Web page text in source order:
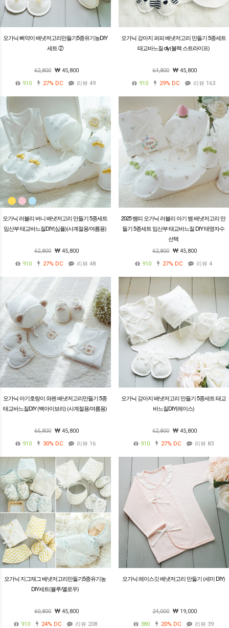
오가닉 삐약이 배냇저고리만들기5종유기농DIY
세트 ②
62,800
45,800
910
27% DC 리뷰 49
오가닉 강아지 퍼피 배냇저고리 만들기 5종세트
태교바느질 diy(블랙 스트라이프)
64,800
45,800
910
29% DC 리뷰 163
오가닉 러블리 버니 배냇저고리 만들기 5종세트
임산부 태교바느질DIY(심플)(사계절용/여름용)
62,800
45,800
910
27% DC 리뷰 48
2025 뱀띠 오가닉 러블리 아기 뱀 배냇저고리 만
들기 5종세트 임산부 태교바느질 DIY 태명자수
선택
62,800
45,800
910
27% DC 리뷰 4
오가닉 아기호랑이 와펜 배냇저고리만들기 5종
태교바느질DIY (백아이보리) (사계절용/여름용)
65,800
45,800
910
30% DC 리뷰 16
오가닉 강아지 배냇저고리 만들기 5종세트 태교
바느질DIY(레이스)
62,800
45,800
910
27% DC 리뷰 83
오가닉 지그재그 배냇저고리만들기5종유기농
DIY세트(블루/옐로우)
60,800
45,800
910
24% DC 리뷰 208
오가닉 레이스깃 배냇저고리 만들기 (세미 DIY)
24,000
19,000
380
20% DC 리뷰 39